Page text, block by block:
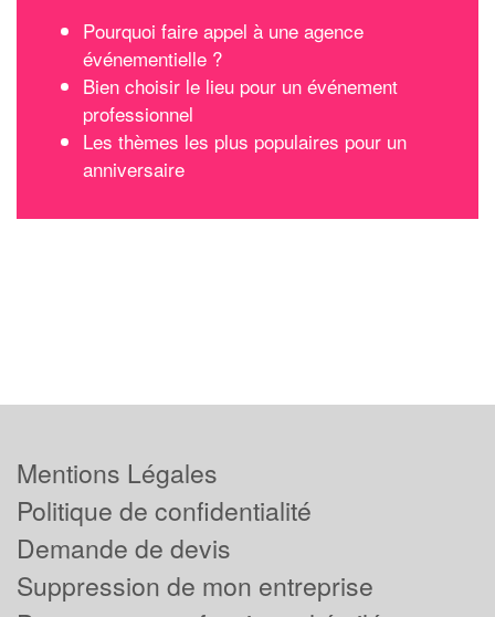
Pourquoi faire appel à une agence
événementielle ?
Bien choisir le lieu pour un événement
professionnel
Les thèmes les plus populaires pour un
anniversaire
Mentions Légales
Politique de confidentialité
Demande de devis
Suppression de mon entreprise